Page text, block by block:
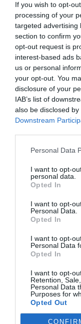
If you wish to opt-
processing of your
targeted advertising
section to confirm
opt-out request is
interest-based ads
us or personal
your opt-out. You
disclosure of your
IAB’s list of
also be disclosed
Downstream
Personal Data
I want to opt-
personal data.
Opted In
I want to opt-
Personal Data.
Opted In
I want to opt-
Personal Data
Opted In
I want to opt-
Retention,
Personal Data
Purposes for
Opted Out
club en Madrid, en
Plenilunio, y en
Sobre
2Playbook
inteligencia de
de datos
de una treintena
deportivas y un
deportivos
contacta con
Añadir
Mantente
Compartir